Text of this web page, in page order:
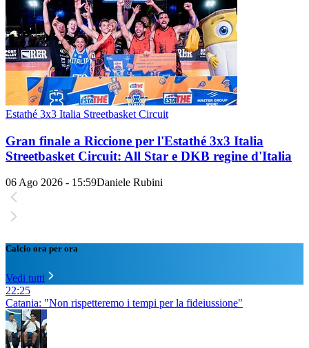
Estathé 3x3 Italia Streetbasket Circuit
Gran finale a Riccione per l'Estathé 3x3 Italia
Streetbasket Circuit: All Star e DKB regine d'Italia
06 Ago 2026 - 15:59Daniele Rubini
Calcio ora per ora
Vedi tutti
22:25
Catania: "Non rispetteremo i tempi per la fideiussione"